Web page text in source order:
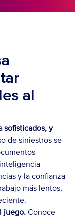
al
sofisticados, y
de siniestros se
y la confianza
más lentos,
juego. Conoce